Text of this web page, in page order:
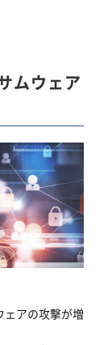
ムウェア
アの攻撃が増